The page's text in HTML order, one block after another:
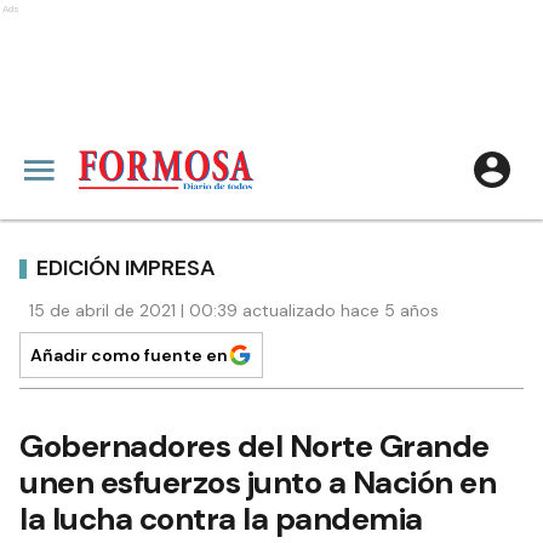
Ads
EDICIÓN IMPRESA
15 de abril de 2021 | 00:39 actualizado hace 5 años
Añadir como fuente en
Gobernadores del Norte Grande
unen esfuerzos junto a Nación en
la lucha contra la pandemia